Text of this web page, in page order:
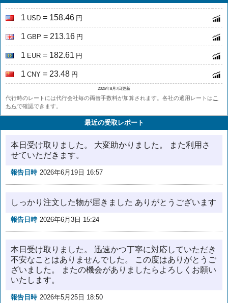
1 USD = 158.46 円
1 GBP = 213.16 円
1 EUR = 182.61 円
1 CNY = 23.48 円
2026年8月7日更新
代行時のレートには代行会社毎の両替手数料が加算されます。各社の適用レートは こ
ちらで確認できます。
最近の受取レポート
本日受け取りました。 大変助かりました。 また利用さ
せていただきます。
報告日時 2026年6月19日 16:57
しっかり注文した物が届きました ありがとうございます
報告日時 2026年6月3日 15:24
本日受け取りました。 迅速かつ丁寧に対応していただき
不安なことはありませんでした。 この度はありがとうご
ざいました。 またの機会がありましたらよろしくお願い
いたします。
報告日時 2026年5月25日 18:50